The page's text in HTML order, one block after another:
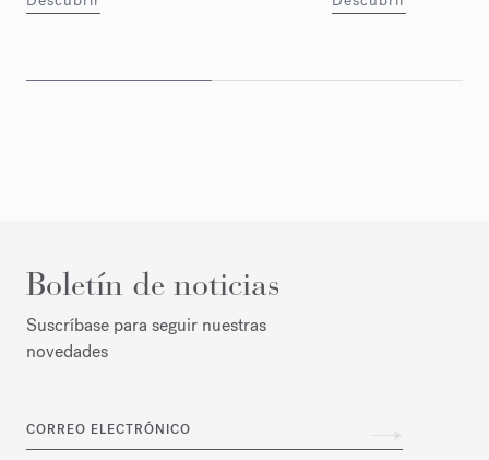
Boletín de noticias
Suscríbase para seguir nuestras
novedades
CORREO ELECTRÓNICO